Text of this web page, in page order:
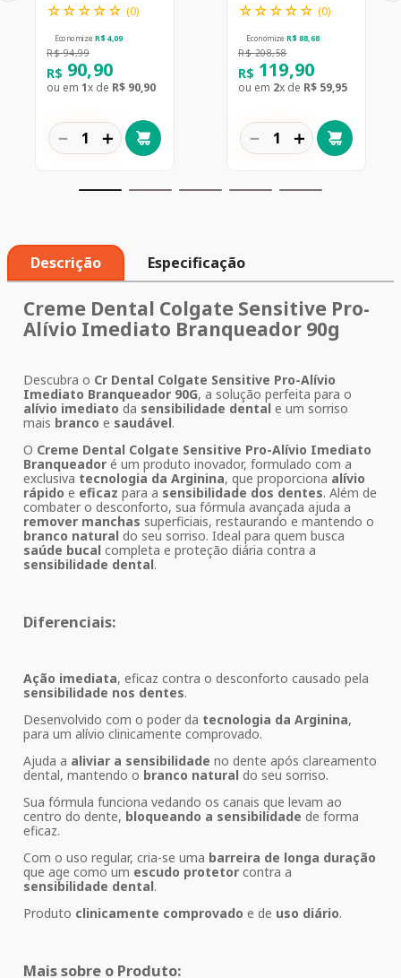
☆☆☆☆☆ (0)
Economize R$ 4,09
R$ 94,99
R$ 90,90
ou em 1x de R$ 90,90
＋
－
☆☆☆☆☆ (0)
Economize R$ 88,68
R$ 208,58
R$ 119,90
ou em 2x de R$ 59,95
＋
－
Descrição Especificação
Creme Dental Colgate Sensitive Pro-
Alívio Imediato Branqueador 90g
Descubra o Cr Dental Colgate Sensitive Pro-Alívio
Imediato Branqueador 90G, a solução perfeita para o
alívio imediato da sensibilidade dental e um sorriso
mais branco e saudável.
O Creme Dental Colgate Sensitive Pro-Alívio Imediato
Branqueador é um produto inovador, formulado com a
exclusiva tecnologia da Arginina, que proporciona alívio
rápido e eficaz para a sensibilidade dos dentes. Além de
combater o desconforto, sua fórmula avançada ajuda a
remover manchas superficiais, restaurando e mantendo o
branco natural do seu sorriso. Ideal para quem busca
saúde bucal completa e proteção diária contra a
sensibilidade dental.
Diferenciais:
Ação imediata, eficaz contra o desconforto causado pela
sensibilidade nos dentes.
Desenvolvido com o poder da tecnologia da Arginina,
para um alívio clinicamente comprovado.
Ajuda a aliviar a sensibilidade no dente após clareamento
dental, mantendo o branco natural do seu sorriso.
Sua fórmula funciona vedando os canais que levam ao
centro do dente, bloqueando a sensibilidade de forma
eficaz.
Com o uso regular, cria-se uma barreira de longa duração
que age como um escudo protetor contra a
sensibilidade dental.
Produto clinicamente comprovado e de uso diário.
Mais sobre o Produto: